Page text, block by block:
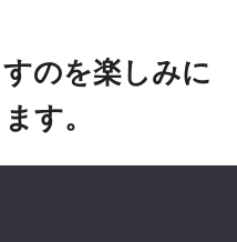
のを楽しみに
す。